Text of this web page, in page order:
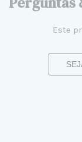
Este